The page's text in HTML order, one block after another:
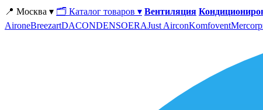
📍 Москва ▾ 🗂 Каталог товаров ▾ Вентиляция
AironeBreezartDACONDENSOERAJust AirconKomfovent